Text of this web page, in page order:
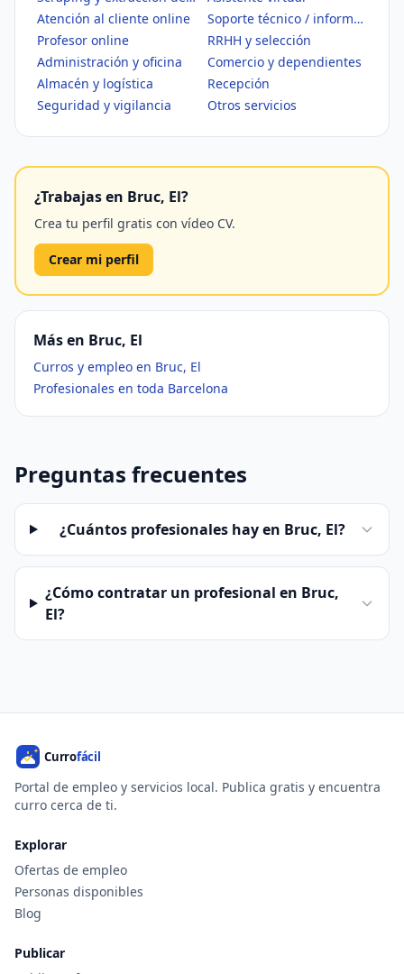
Atención al cliente online
Soporte técnico / informático
Profesor online
RRHH y selección
Administración y oficina
Comercio y dependientes
Almacén y logística
Recepción
Seguridad y vigilancia
Otros servicios
¿Trabajas en Bruc, El?
Crea tu perfil gratis con vídeo CV.
Crear mi perfil
Más en Bruc, El
Curros y empleo en Bruc, El
Profesionales en toda Barcelona
Preguntas frecuentes
¿Cuántos profesionales hay en Bruc, El?
¿Cómo contratar un profesional en Bruc,
El?
Portal de empleo y servicios local. Publica gratis y encuentra
curro cerca de ti.
Explorar
Ofertas de empleo
Personas disponibles
Blog
Publicar